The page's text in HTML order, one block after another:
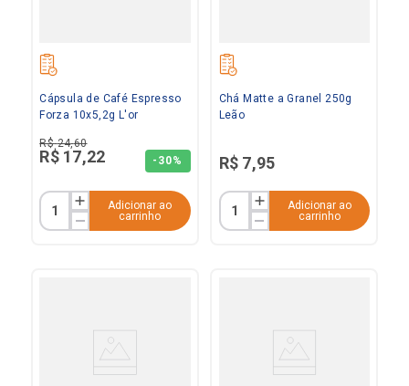
Cápsula de Café Espresso
Forza 10x5,2g L'or
R$ 24,60
R$ 17,22 - 30%
Adicionar ao
carrinho
Chá Matte a Granel 250g
Leão
R$ 7,95
Adicionar ao
carrinho